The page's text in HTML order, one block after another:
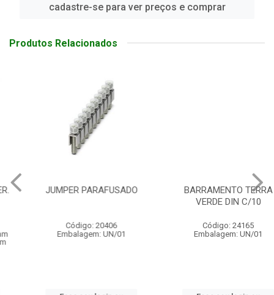
cadastre-se para ver preços e comprar
Produtos Relacionados
JUMPER PARAFUSADO
Código: 20406
Embalagem: UN/01
BARRAMENTO TERRA
VERDE DIN C/10
Código: 24165
Embalagem: UN/01